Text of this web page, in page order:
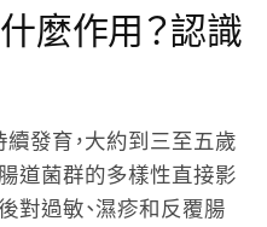
麼作用？認識
發育，大約到三至五歲
道菌群的多樣性直接影
對過敏、濕疹和反覆腸